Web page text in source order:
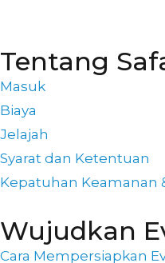
Tentang
Masuk
Biaya
Jelajah
Syarat dan Ketentuan
Kepatuhan Keamanan
Wujudkan
Cara Mempersiapkan